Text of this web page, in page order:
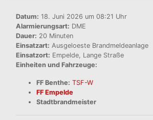
Datum: 18. Juni 2026 um 08:21 Uhr
Alarmierungsart: DME
Dauer: 20 Minuten
Einsatzart: Ausgeloeste Brandmeldeanlage
Einsatzort: Empelde, Lange Straße
Einheiten und Fahrzeuge:
FF Benthe: TSF-W
FF Empelde
Stadtbrandmeister